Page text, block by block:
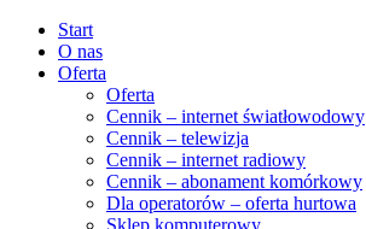
Start
O nas
Oferta
Oferta
Cennik – internet światłowodowy
Cennik – telewizja
Cennik – internet radiowy
Cennik – abonament komórkowy
Dla operatorów – oferta hurtowa
Sklep komputerowy